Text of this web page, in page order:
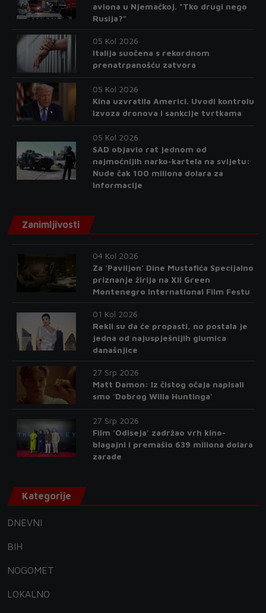
aviona u Njemačkoj. "Tko drugi nego
Rusija?"
05 Kol 2026
Italija suočena s rekordnom
prenatrpanošću zatvora
05 Kol 2026
Kina uzvratila Americi. Uvodi kontrolu
izvoza dronova i sankcije tvrtkama
05 Kol 2026
SAD objavio rat jednom od
najmoćnijih narko-kartela na svijetu:
Nude čak 100 miliona dolara za
informacije
Zanimljivosti
04 Kol 2026
Za 'Paviljon' Dine Mustafića Specijalno
priznanje žirija na XII Green
Montenegro International Film Festu
01 Kol 2026
Rekli su da će propasti, no postala je
jedna od najuspješnijih glumica
današnjice
27 Srp 2026
Matt Damon: Iz čistog očaja napisali
smo 'Dobrog Willa Huntinga'
27 Srp 2026
Film 'Odiseja' zadržao vrh kino-
blagajni i premašio 639 miliona dolara
zarade
Kategorije
DNEVNI
BIH
NOGOMET
LOKALNO